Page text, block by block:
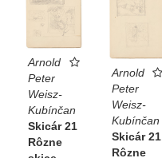
Arnold
Peter
Weisz-
Kubínčan
Skicár 21
Rôzne
Arnold
Peter
Weisz-
Kubínčan
Skicár 21
Rôzne